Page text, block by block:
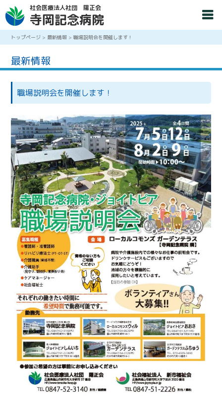
社会医療法人社団 陽正会
寺岡記念病院
トップページ > 最新情報 >職場説明会を開催します！
最新情報
職場説明会を開催します！